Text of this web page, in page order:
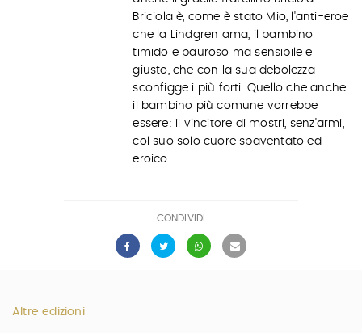
Briciola è, come è stato Mio, l'anti-eroe
che la Lindgren ama, il bambino
timido e pauroso ma sensibile e
giusto, che con la sua debolezza
sconfigge i più forti. Quello che anche
il bambino più comune vorrebbe
essere: il vincitore di mostri, senz'armi,
col suo solo cuore spaventato ed
eroico.
CONDIVIDI
Altre edizioni